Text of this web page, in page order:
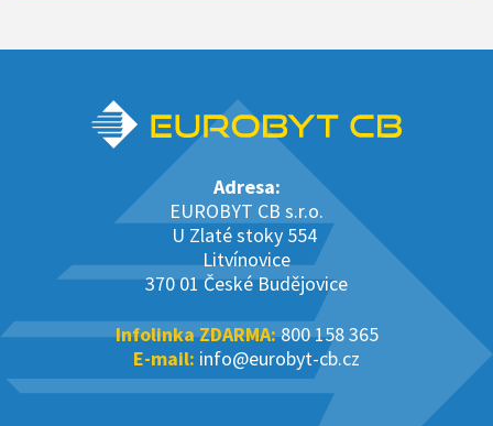
Adresa:
EUROBYT CB s.r.o.
U Zlaté stoky 554
Litvínovice
370 01 České Budějovice
Infolinka ZDARMA:800 158 365
E-mail: info@eurobyt-cb.cz